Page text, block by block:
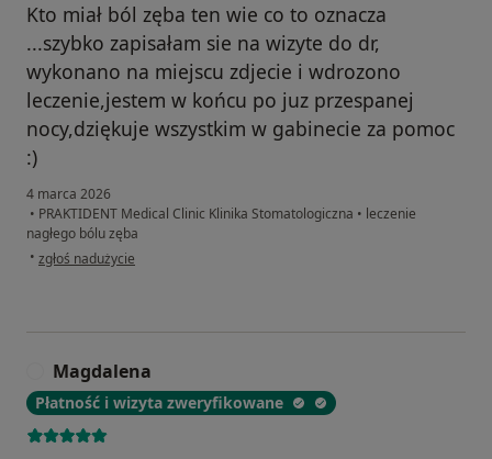
Kto miał ból zęba ten wie co to oznacza
...szybko zapisałam sie na wizyte do dr,
wykonano na miejscu zdjecie i wdrozono
leczenie,jestem w końcu po juz przespanej
nocy,dziękuje wszystkim w gabinecie za pomoc
:)
4 marca 2026
• PRAKTIDENT Medical Clinic Klinika Stomatologiczna • leczenie
nagłego bólu zęba
• w opinii użytkownika Janina
zgłoś nadużycie
Magdalena
Płatność i wizyta zweryfikowane